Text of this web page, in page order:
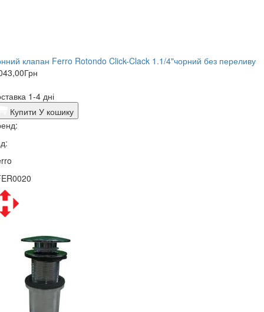
клапан Ferro Rotondo Click-Clack 1.1/4"чорний без переливу
Грн
1-4 дні
Купити У кошику